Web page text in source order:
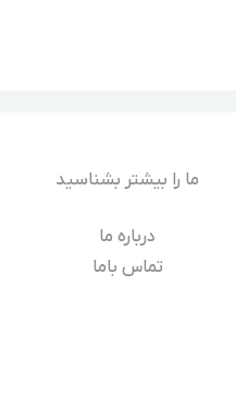
ما را بیشتر بشناسید
درباره‌ ما
تماس باما